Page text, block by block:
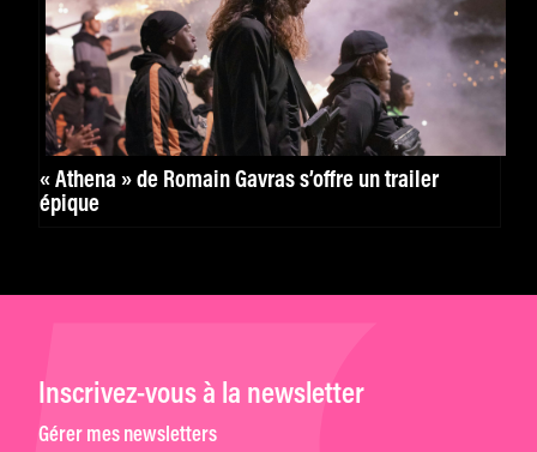
« Athena » de Romain Gavras s’offre un trailer
épique
Inscrivez-vous à la newsletter
Gérer mes newsletters